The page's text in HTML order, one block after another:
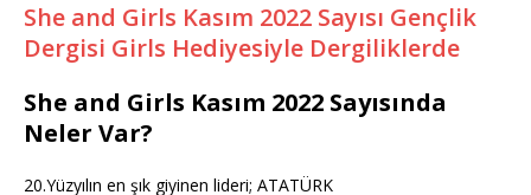
She and Girls Kasım 2022 Sayısı Gençlik
Dergisi Girls Hediyesiyle Dergiliklerde
She and Girls Kasım 2022 Sayısında
Neler Var?
20.Yüzyılın en şık giyinen lideri; ATATÜRK